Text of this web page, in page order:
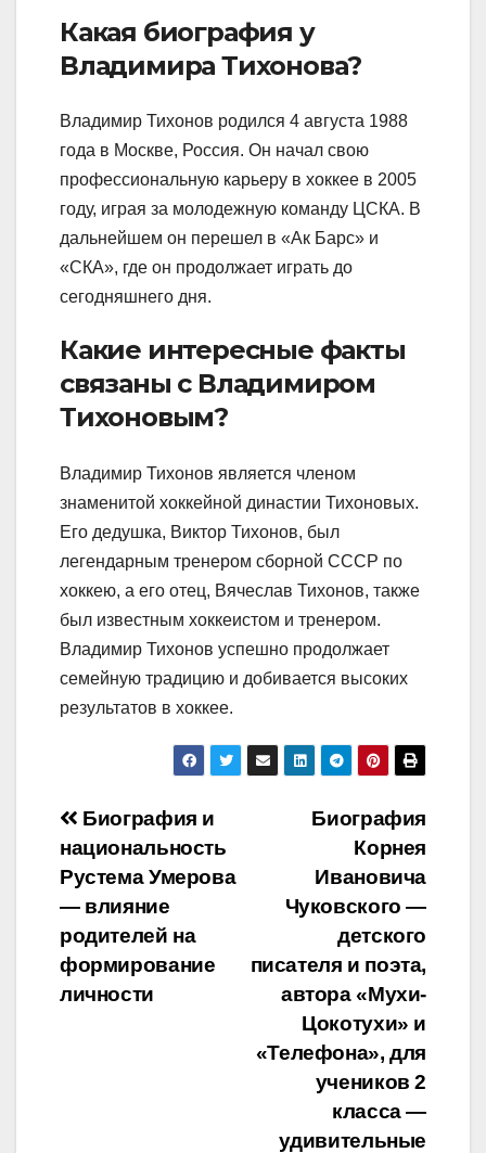
Какая биография у
Владимира Тихонова?
Владимир Тихонов родился 4 августа 1988
года в Москве, Россия. Он начал свою
профессиональную карьеру в хоккее в 2005
году, играя за молодежную команду ЦСКА. В
дальнейшем он перешел в «Ак Барс» и
«СКА», где он продолжает играть до
сегодняшнего дня.
Какие интересные факты
связаны с Владимиром
Тихоновым?
Владимир Тихонов является членом
знаменитой хоккейной династии Тихоновых.
Его дедушка, Виктор Тихонов, был
легендарным тренером сборной СССР по
хоккею, а его отец, Вячеслав Тихонов, также
был известным хоккеистом и тренером.
Владимир Тихонов успешно продолжает
семейную традицию и добивается высоких
результатов в хоккее.
Навигация
по
записям
Биография
Корнея
Ивановича
Чуковского —
детского
писателя и поэта,
автора «Мухи-
Цокотухи» и
«Телефона», для
учеников 2
класса —
удивительные
Биография и
национальность
Рустема Умерова
— влияние
родителей на
формирование
личности